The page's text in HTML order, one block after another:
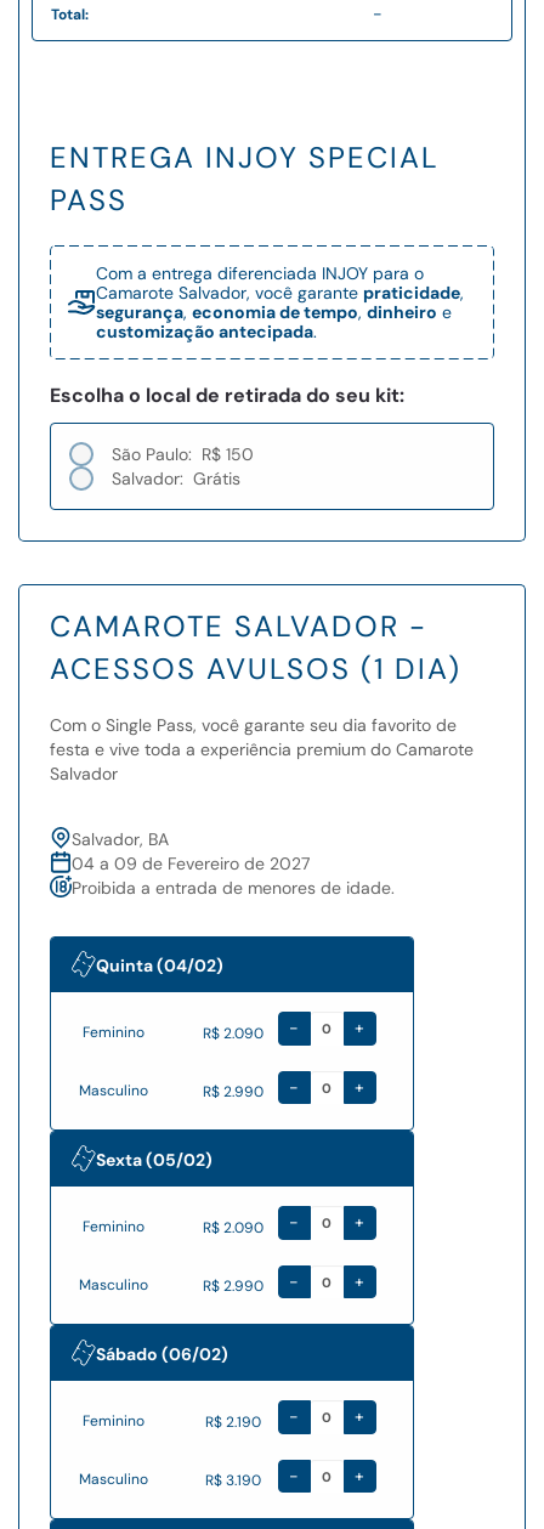
Total: -
ENTREGA INJOY SPECIAL
PASS
Com a entrega diferenciada INJOY para o
Camarote Salvador, você garante praticidade,
segurança, economia de tempo, dinheiro e
customização antecipada.
Escolha o local de retirada do seu kit:
São Paulo: R$ 150
Salvador: Grátis
CAMAROTE SALVADOR -
ACESSOS AVULSOS (1 DIA)
Com o Single Pass, você garante seu dia favorito de
festa e vive toda a experiência premium do Camarote
Salvador
Salvador, BA
04 a 09 de Fevereiro de 2027
Proibida a entrada de menores de idade.
Quinta (04/02)
Feminino R$ 2.090 - +
Masculino R$ 2.990 - +
Sexta (05/02)
Feminino R$ 2.090 - +
Masculino R$ 2.990 - +
Sábado (06/02)
Feminino R$ 2.190 - +
Masculino R$ 3.190 - +